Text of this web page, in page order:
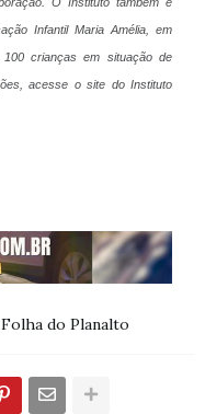
Infantil Maria Amélia, em
crianças em situação de
acesse o site do Instituto
do Planalto